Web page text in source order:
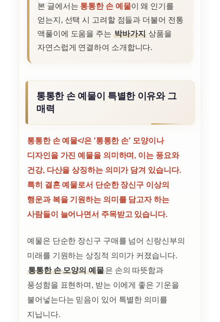
본 글에서는 통통한 손 예물이 왜 인기를
얻는지, 선택 시 고려할 점들과 더불어 전통
액풀이에 도움을 주는 박바가지 상품을
자연스럽게 연결하여 소개합니다.
통통한 손 예물이 특별한 이유와 그
매력
통통한 손 예물</은 '통통한 손' 모양이나
디자인을 가진 예물을 의미하며, 이는 풍요와
건강, 다산을 상징하는 의미가 담겨 있습니다.
특히 결혼 예물로서 단순한 장신구 이상의
행운과 복을 기원하는 의미를 담고자 하는
사람들이 늘어나면서 주목받고 있습니다.
예물은 단순한 장신구 구매를 넘어 신랑신부의
미래를 기원하는 상징적 의미가 커졌습니다.
통통한 손 모양의 예물은 손의 따뜻함과
풍성함을 표현하며, 받는 이에게 좋은 기운을
불어넣는다는 믿음이 있어 특별한 의미를
지닙니다.